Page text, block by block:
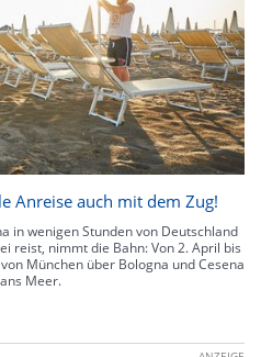
Anreise auch mit dem Zug!
in wenigen Stunden von Deutschland
reist, nimmt die Bahn: Von 2. April bis
München über Bologna und Cesena
Meer.